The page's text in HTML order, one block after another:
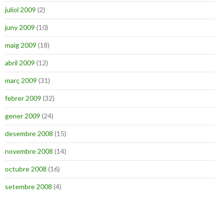
juliol 2009 (2)
juny 2009 (10)
maig 2009 (18)
abril 2009 (12)
març 2009 (31)
febrer 2009 (32)
gener 2009 (24)
desembre 2008 (15)
novembre 2008 (14)
octubre 2008 (16)
setembre 2008 (4)